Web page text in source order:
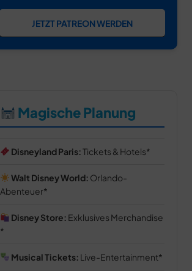
JETZT PATREON WERDEN
Magische Planung
Disneyland Paris:Tickets & Hotels
Walt Disney World: Orlando-
Abenteuer
Disney Store: Exklusives Merchandise
Musical Tickets: Live-Entertainment